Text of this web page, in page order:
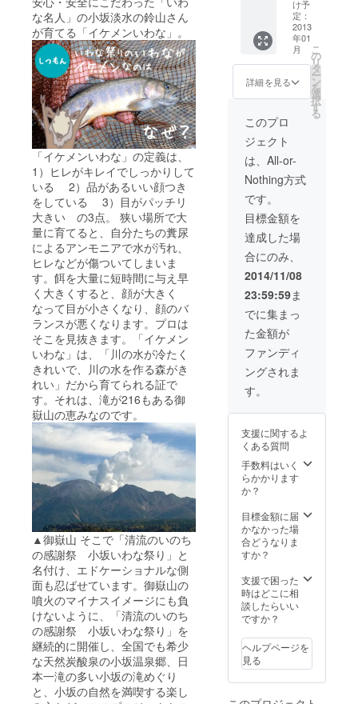
な名人」の小坂淡水の鈴山さん
が育てる「イケメンいわな」。
「イケメンいわな」の定義は、
1）ヒレがキレイでしっかりして
いる 2）品があるいい顔つき
をしている 3）目がパッチリ
大きい の3点。 狭い場所で大
量に育てると、自分たちの糞尿
によるアンモニアで水が汚れ、
ヒレなどが傷ついてしまいま
す。餌を大量に短時間に与え早
く大きくすると、顔が大きく
なって目が小さくなり、顔のバ
ランスが悪くなります。プロは
そこを見抜きます。「イケメン
いわな」は、「川の水が冷たく
きれいで、川の水を作る森がき
れい」だから育てられる証で
す。それは、滝が216もある御
嶽山の恵みなのです。
▲御嶽山 そこで「清流のいのち
の感謝祭 小坂いわな祭り」と
名付け、エドケーショナルな側
面も忍ばせています。御嶽山の
噴火のマイナスイメージにも負
けないように、「清流のいのち
の感謝祭 小坂いわな祭り」を
継続的に開催し、全国でも希少
な天然炭酸泉の小坂温泉郷、日
本一滝の多い小坂の滝めぐり
と、小坂の自然を満喫する楽し
魚養殖
漁業協
同組合
の川魚
加工品
※商品の
発送は
下旬〜1
２月初
りま
す。
み） ■
いわな
骨酒 ■
小坂ス
モーク2
尾 ■い
わな甘
露煮（4
尾入
り） ■
いわな
開き（5
尾入
り）の
ト ■日
本一受
賞米・
銀の朏
（みか
づき）
新米2kg
※いわな
提
供・・
・小坂
町淡水
魚養殖
の川魚
※商品の
発送は
１１月
下旬〜1
りま
す。
け予
定：
2013
年01
月
詳細を見る
こ
の
リ
タ
ー
ン
を
選
択
す
る
このプロ
ジェクト
は、All-or-
Nothing方式
です。
目標金額を
達成した場
合にのみ、
2014/11/08
23:59:59ま
でに集まっ
た金額が
ファンディ
ングされま
す。
支援に関するよ
くある質問
手数料はいく
らかかります
か？
目標金額に届
かなかった場
合どうなりま
すか？
支援で困った
時はどこに相
談したらいい
ですか？
ヘルプページを
見る